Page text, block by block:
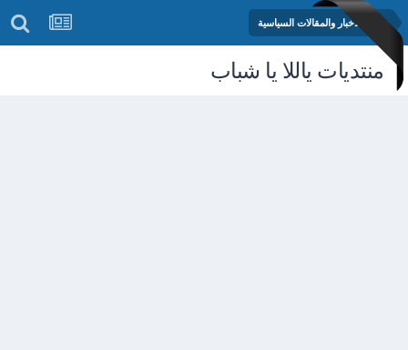
منتدى الأخبار والمقالات السياسية
منتديات ياللا يا شباب